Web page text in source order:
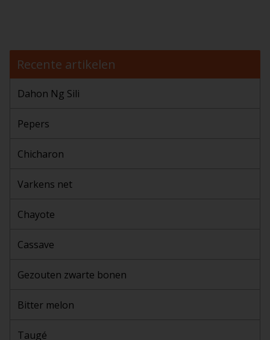
Recente artikelen
Dahon Ng Sili
Pepers
Chicharon
Varkens net
Chayote
Cassave
Gezouten zwarte bonen
Bitter melon
Taugé